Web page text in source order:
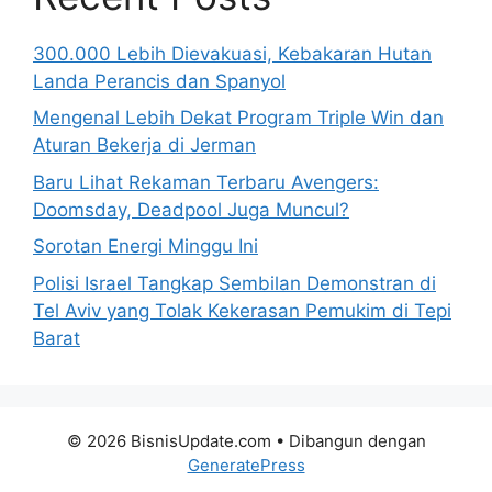
300.000 Lebih Dievakuasi, Kebakaran Hutan
Landa Perancis dan Spanyol
Mengenal Lebih Dekat Program Triple Win dan
Aturan Bekerja di Jerman
Baru Lihat Rekaman Terbaru Avengers:
Doomsday, Deadpool Juga Muncul?
Sorotan Energi Minggu Ini
Polisi Israel Tangkap Sembilan Demonstran di
Tel Aviv yang Tolak Kekerasan Pemukim di Tepi
Barat
© 2026 BisnisUpdate.com • Dibangun dengan
GeneratePress